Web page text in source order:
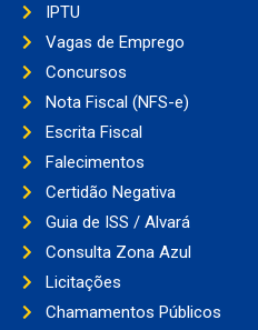
IPTU
Vagas de Emprego
Concursos
Nota Fiscal (NFS-e)
Escrita Fiscal
Falecimentos
Certidão Negativa
Guia de ISS / Alvará
Consulta Zona Azul
Licitações
Chamamentos Públicos